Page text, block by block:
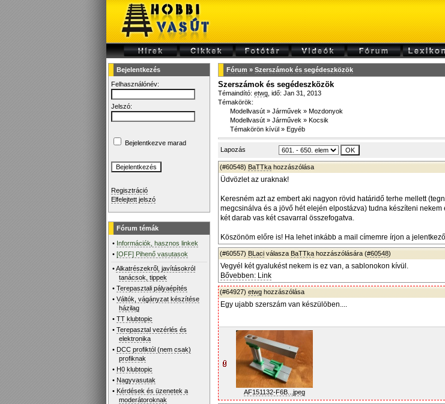
Bejelentkezés
Felhasználónév:
Jelszó:
Bejelentkezve marad
Regisztráció
Elfelejtett jelszó
Fórum témák
• Információk, hasznos linkek
•[OFF] Pihenő vasutasok
•Alkatrészekről, javításokról
tanácsok, tippek
•Terepasztali pályaépítés
•Váltók, vágányzat készítése
házilag
•TT klubtopic
•Terepasztal vezérlés és
elektronika
• DCC profiktól (nem csak)
profiknak
• H0 klubtopic
• Nagyvasutak
• Kérdések és üzenetek a
moderátoroknak
Fórum » Szerszámok és segédeszközök
Szerszámok és segédeszközök
Témaindító: etwg , idő: Jan 31, 2013
Témakörök:
Modellvasút » Járművek » Mozdonyok
Modellvasút » Járművek » Kocsik
Témakörön kívül » Egyéb
Lapozás
(#60548) BaTTka hozzászólása
Üdvözlet az uraknak!
Keresném azt az embert aki nagyon rövid határidő terhe mellett
megcsinálva és a jövő hét elején elpostázva) tudna készíteni
két darab vas két csavarral összefogatva.
Köszönöm előre is! Ha lehet inkább a mail címemre írjon a
(#60557) BLaci válasza BaTTka hozzászólására (#60548)
Vegyél két gyalukést nekem is ez van, a sablonokon kívül.
Bővebben: Link
(#64927) etwg hozzászólása
Egy ujabb szerszám van készülöben....
AF151132-F6B...jpeg